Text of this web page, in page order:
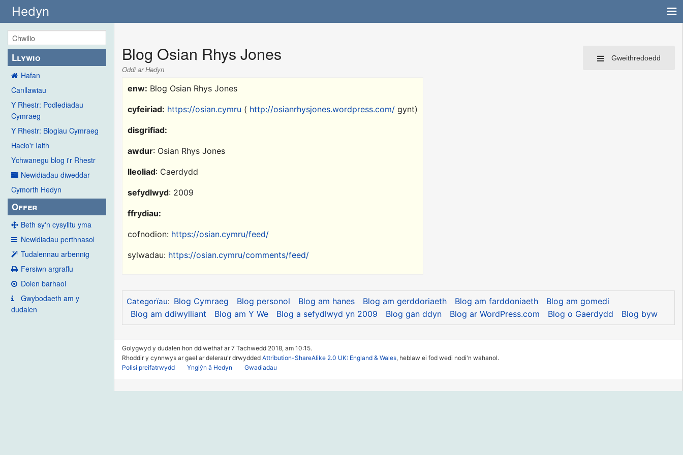
Hedyn
Llywio
Hafan
Canllawiau
Y Rhestr: Podlediadau
Cymraeg
Y Rhestr: Blogiau Cymraeg
Hacio'r Iaith
Ychwanegu blog i'r Rhestr
Newidiadau diweddar
Cymorth Hedyn
Offer
Beth sy'n cysylltu yma
Newidiadau perthnasol
Tudalennau arbennig
Fersiwn argraffu
Dolen barhaol
Gwybodaeth am y
dudalen
Gweithredoedd
Blog Osian Rhys Jones
Oddi ar Hedyn
enw: Blog Osian Rhys Jones
cyfeiriad: https://osian.cymru ( http://osianrhysjones.wordpress.com/ gynt)
disgrifiad:
awdur: Osian Rhys Jones
lleoliad: Caerdydd
sefydlwyd: 2009
ffrydiau:
cofnodion: https://osian.cymru/feed/
sylwadau: https://osian.cymru/comments/feed/
Categorïau: Blog Cymraeg Blog personol Blog am hanes Blog am gerddoriaeth Blog am farddoniaeth
Blog am gomedi
Blog am ddiwylliant
Blog am Y We Blog a sefydlwyd yn 2009 Blog gan ddyn Blog ar WordPress.com Blog o Gaerdydd Blog byw
Golygwyd y dudalen hon ddiwethaf ar 7 Tachwedd 2018, am 10:15.
Rhoddir y cynnwys ar gael ar delerau'r drwyddedAttribution-ShareAlike 2.0 UK: England & Wales, heblaw ei fod wedi nodi'n wahanol.
Polisi preifatrwydd
Ynglŷn â Hedyn Gwadiadau